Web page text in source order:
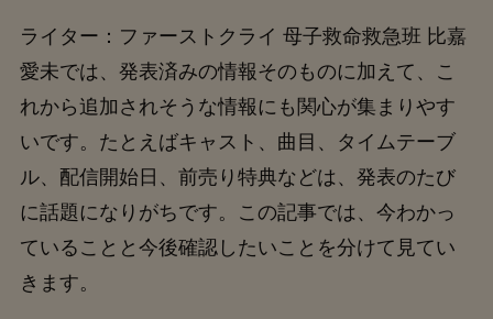
ライター：ファーストクライ 母子救命救急班 比嘉
愛未では、発表済みの情報そのものに加えて、こ
れから追加されそうな情報にも関心が集まりやす
いです。たとえばキャスト、曲目、タイムテーブ
ル、配信開始日、前売り特典などは、発表のたび
に話題になりがちです。この記事では、今わかっ
ていることと今後確認したいことを分けて見てい
きます。